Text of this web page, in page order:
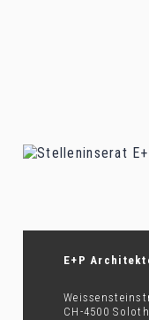
E+P
CH-4500